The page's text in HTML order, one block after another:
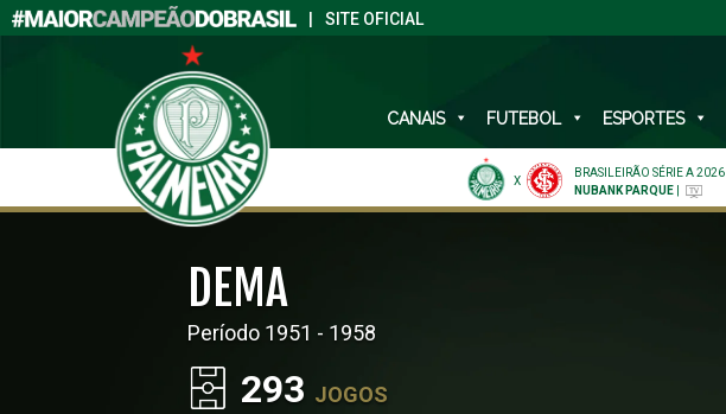
SITE OFICIAL
CANAIS FUTEBOL ESPORTES
X
BRASILEIRÃO SÉRIE A 2026
NUBANK PARQUE
DEMA
Período 1951 - 1958
293 JOGOS